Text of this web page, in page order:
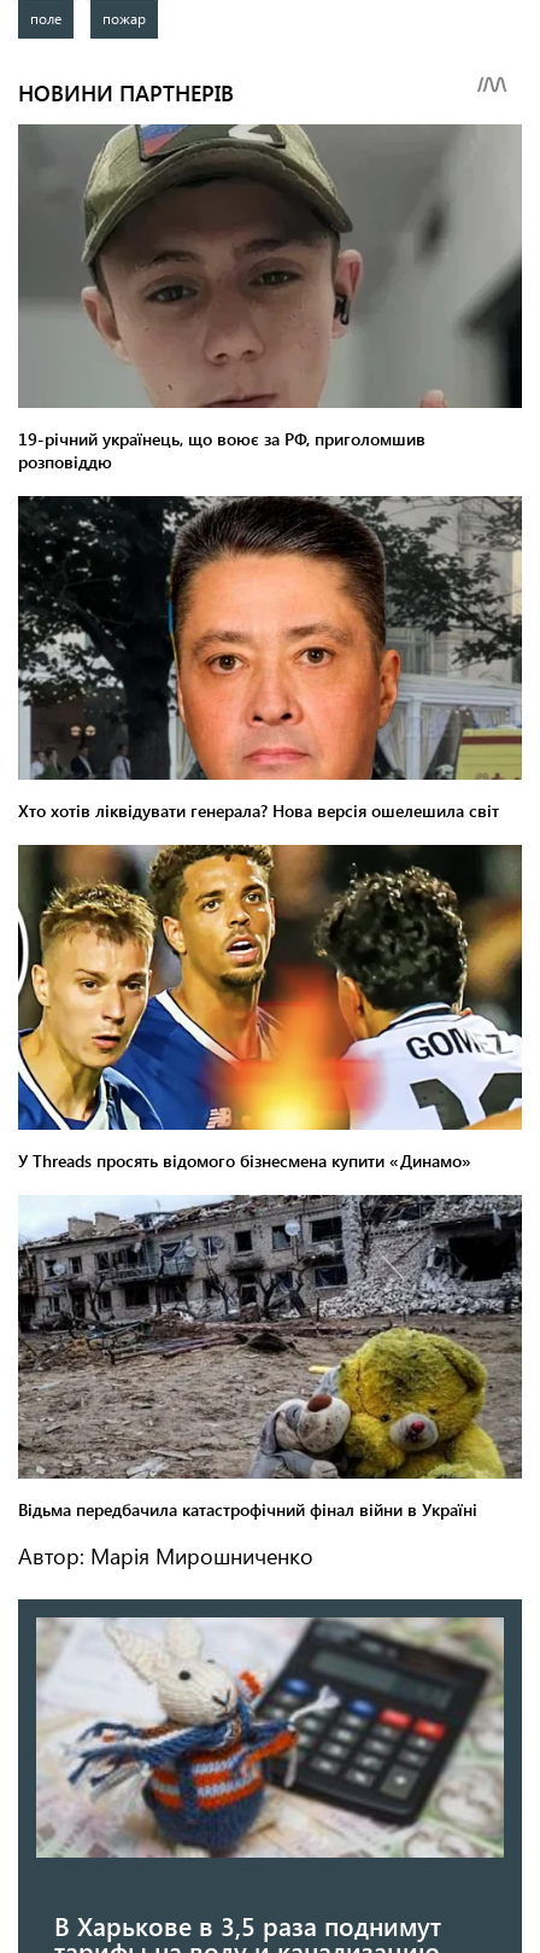
поле пожар
Автор: Марія Мирошниченко
В Харькове в 3,5 раза поднимут